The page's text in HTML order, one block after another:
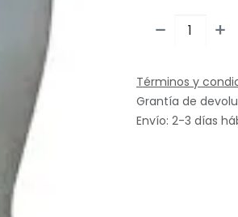
Términos y
Grantía de
Envío: 2-3 días